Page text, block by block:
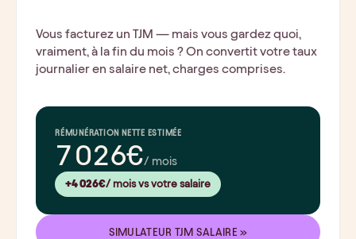
Vous facturez un TJM — mais vous gardez quoi,
vraiment, à la fin du mois ? On convertit votre taux
journalier en salaire net, charges comprises.
RÉMUNÉRATION NETTE ESTIMÉE
7 026€/ mois
+4 026€/ mois vs votre salaire
SIMULATEUR TJM SALAIRE »